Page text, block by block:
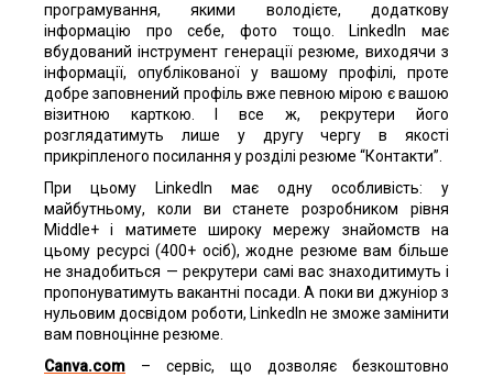
програмування, якими володієте, додаткову
інформацію про себе, фото тощо. LinkedIn має
вбудований інструмент генерації резюме, виходячи з
інформації, опублікованої у вашому профілі, проте
добре заповнений профіль вже певною мірою є вашою
візитною карткою. І все ж, рекрутери його
розглядатимуть лише у другу чергу в якості
прикріпленого посилання у розділі резюме “Контакти”.
При цьому LinkedIn має одну особливість: у
майбутньому, коли ви станете розробником рівня
Middle+ і матимете широку мережу знайомств на
цьому ресурсі (400+ осіб), жодне резюме вам більше
не знадобиться — рекрутери самі вас знаходитимуть і
пропонуватимуть вакантні посади. А поки ви джуніор з
нульовим досвідом роботи, LinkedIn не зможе замінити
вам повноцінне резюме.
Canva.com – сервіс, що дозволяє безкоштовно